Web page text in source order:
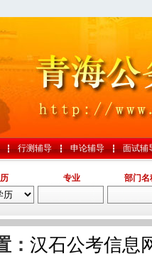
行测辅导 申论辅导 面试辅
专业 部门名
： 汉石公考信息